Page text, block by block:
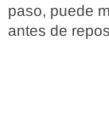
paso, puede
antes de